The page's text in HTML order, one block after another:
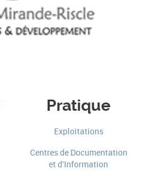
Pratique
Exploitations
Centres de Documentation
et d'Information